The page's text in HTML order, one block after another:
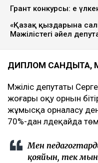
Грант конкурсы: ең
«Қазақ қыздарына
Мәжілістегі әйел
ДИПЛОМ САНДЫҚТА,
Мәжіліс депутаты
жоғары оқу орнын
жұмысқа орналасу
70%-дан әлдеқайда
Мен
қояйын, тек